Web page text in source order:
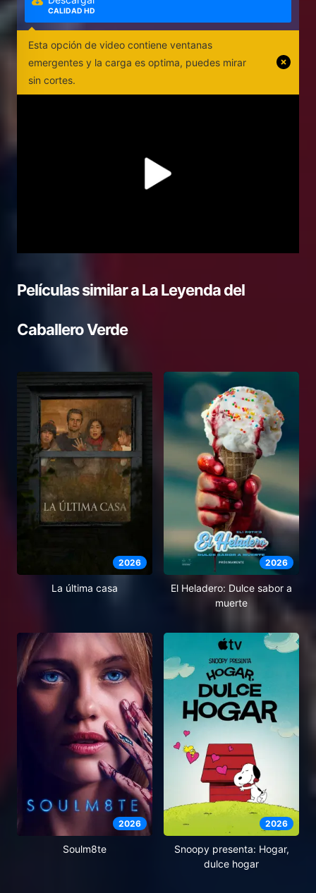
CALIDAD HD
Esta opción de video contiene ventanas
emergentes y la carga es optima, puedes mirar
sin cortes.
Películas similar aLa Leyenda del
Caballero Verde
2026
La última casa
2026
El Heladero: Dulce sabor a
muerte
2026
Soulm8te
2026
Snoopy presenta: Hogar,
dulce hogar